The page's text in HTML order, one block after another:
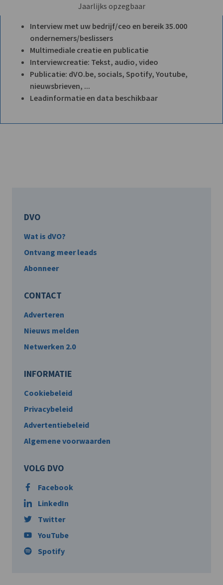
Jaarlijks opzegbaar
Interview met uw bedrijf/ceo en bereik 35.000
ondernemers/beslissers
Multimediale creatie en publicatie
Interviewcreatie: Tekst, audio, video
Publicatie: dVO.be, socials, Spotify, Youtube,
nieuwsbrieven, ...
Leadinformatie en data beschikbaar
DVO
Wat is dVO?
Ontvang meer leads
Abonneer
CONTACT
Adverteren
Nieuws melden
Netwerken 2.0
INFORMATIE
Cookiebeleid
Privacybeleid
Advertentiebeleid
Algemene voorwaarden
VOLG DVO
Facebook
LinkedIn
Twitter
YouTube
Spotify